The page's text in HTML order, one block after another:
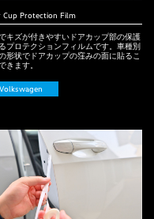
Cup Protection Film
キズが付きやすいドアカップ部の保護
プロテクションフィルムです。車種別
形状でドアカップの窪みの面に貼るこ
きます。
Volkswagen